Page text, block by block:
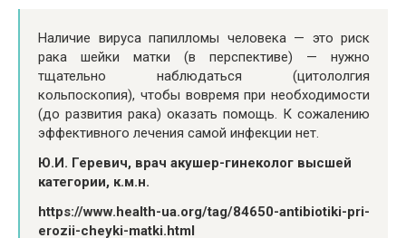
Наличие вируса папилломы человека — это риск
рака шейки матки (в перспективе) — нужно
тщательно наблюдаться (цитололгия
кольпоскопия), чтобы вовремя при необходимости
(до развития рака) оказать помощь. К сожалению
эффективного лечения самой инфекции нет.
Ю.И. Геревич, врач акушер-гинеколог высшей
категории, к.м.н.
https://www.health-ua.org/tag/84650-antibiotiki-pri-
erozii-cheyki-matki.html